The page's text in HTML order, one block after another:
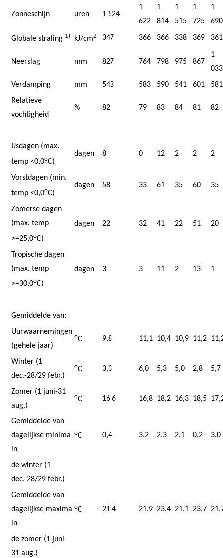
Zonneschijn uren 1 524
1
622
1
814
1
515
1
725
1
690
Globale straling 1) kJ/cm2 347 366 366 338 369 361
Neerslag mm 827 764 798 975 867
1
033
Verdamping
mm 543 583 590 541 601
581
Relatieve
vochtigheid
% 82 79 83 84 81 82
IJsdagen (max.
temp <0,0oC)
dagen 8 0 12 2 2 2
Vorstdagen (min.
temp <0,0oC)
dagen 58 33 61 35 60 35
Zomerse dagen
(max. temp
>=25,0oC)
dagen 22 32 41 22 51 20
Tropische dagen
(max. temp
>=30,0oC)
dagen 3 3 11 2 13 1
Gemiddelde van:
Uurwaarnemingen
(gehele jaar)
oC 9,8 11,1 10,4 10,9 11,2
Winter (1
dec.-28/29 febr.)
oC 3,3 6,0 5,3 5,0 2,8 5,7
Zomer (1 juni-31
aug.)
oC 16,6 16,8 18,2 16,3 18,5
Gemiddelde van
dagelijkse minima
in
oC 0,4 3,2 2,3 2,1 0,2 3,0
de winter (1
dec.-28/29 febr.)
Gemiddelde van
dagelijkse maxima
in
oC 21,4 21,9 23,4 21,1 23,7
de zomer (1 juni-
31 aug.)